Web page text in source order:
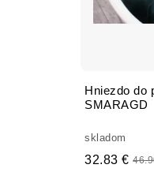
Hniezdo do
SMARAGD
skladom
32.83 €